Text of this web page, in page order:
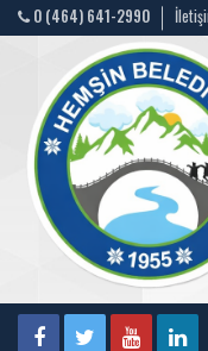
0 (464) 641-2990